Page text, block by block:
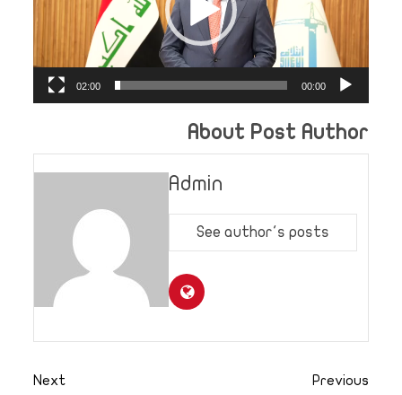
00:00
02:00
About Post Author
Admin
See author's posts
Previous
Next